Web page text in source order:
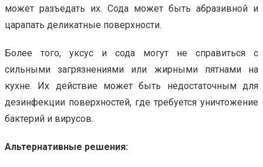
может разъедать их. Сода может быть абразивной и
царапать деликатные поверхности.
Более того, уксус и сода могут не справиться с
сильными загрязнениями или жирными пятнами на
кухне. Их действие может быть недостаточным для
дезинфекции поверхностей, где требуется уничтожение
бактерий и вирусов.
Альтернативные решения: